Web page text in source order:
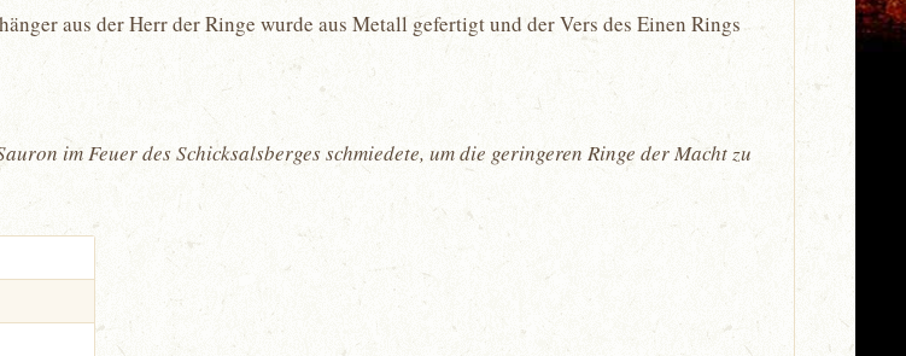
aus der Herr der Ringe wurde aus Metall gefertigt und der Vers des Einen Rings
im Feuer des Schicksalsberges schmiedete, um die geringeren Ringe der Macht zu